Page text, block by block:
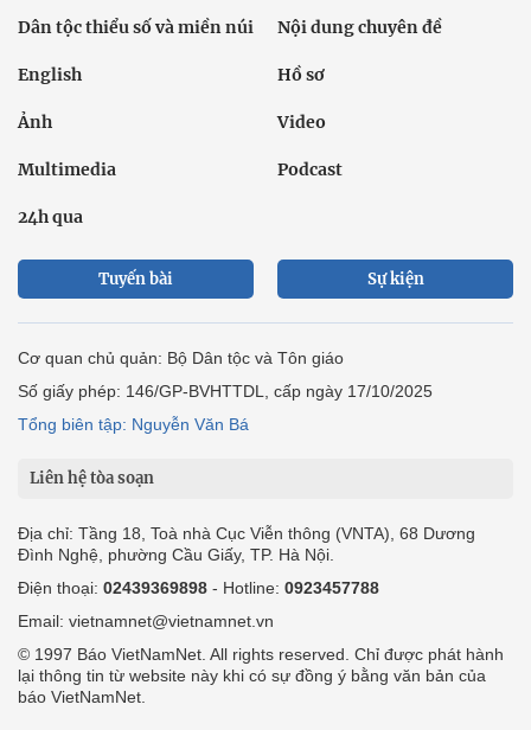
Dân tộc thiểu số và miền núi Nội dung chuyên đề
English Hồ sơ
Ảnh Video
Multimedia Podcast
24h qua
Tuyến bài Sự kiện
Cơ quan chủ quản: Bộ Dân tộc và Tôn giáo
Số giấy phép: 146/GP-BVHTTDL, cấp ngày 17/10/2025
Tổng biên tập: Nguyễn Văn Bá
Liên hệ tòa soạn
Địa chỉ: Tầng 18, Toà nhà Cục Viễn thông (VNTA), 68 Dương
Đình Nghệ, phường Cầu Giấy, TP. Hà Nội.
Điện thoại: 02439369898 - Hotline: 0923457788
Email: vietnamnet@vietnamnet.vn
© 1997 Báo VietNamNet. All rights reserved. Chỉ được phát hành
lại thông tin từ website này khi có sự đồng ý bằng văn bản của
báo VietNamNet.